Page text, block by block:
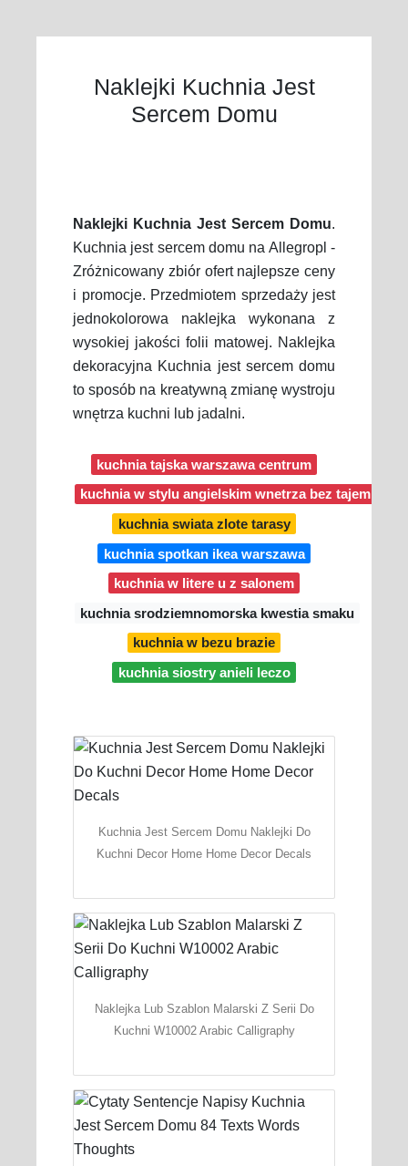
Naklejki Kuchnia Jest
Sercem Domu
Naklejki Kuchnia Jest Sercem Domu.
Kuchnia jest sercem domu na Allegropl -
Zróżnicowany zbiór ofert najlepsze ceny
i promocje. Przedmiotem sprzedaży jest
jednokolorowa naklejka wykonana z
wysokiej jakości folii matowej. Naklejka
dekoracyjna Kuchnia jest sercem domu
to sposób na kreatywną zmianę wystroju
wnętrza kuchni lub jadalni.
kuchnia tajska warszawa centrum
kuchnia w stylu angielskim wnetrza bez tajemnic
kuchnia swiata zlote tarasy
kuchnia spotkan ikea warszawa
kuchnia w litere u z salonem
kuchnia srodziemnomorska kwestia smaku
kuchnia w bezu brazie
kuchnia siostry anieli leczo
Kuchnia Jest Sercem Domu Naklejki Do
Kuchni Decor Home Home Decor Decals
Naklejka Lub Szablon Malarski Z Serii Do
Kuchni W10002 Arabic Calligraphy